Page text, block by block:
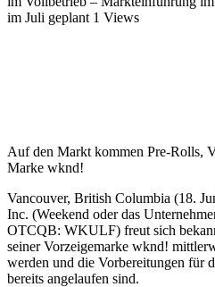
im Juli geplant 1 Views
Auf den Markt kommen Pre-Rolls,
Marke wknd!
Vancouver, British Columbia (18.
Inc. (Weekend oder das
OTCQB: WKULF) freut sich
seiner Vorzeigemarke wknd!
werden und die Vorbereitungen für
bereits angelaufen sind.